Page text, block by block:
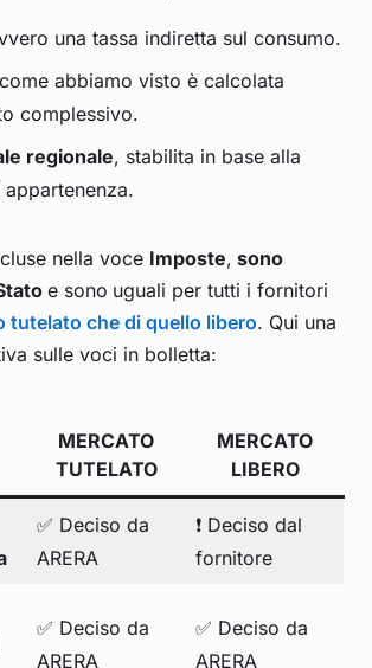
una tassa indiretta sul consumo.
abbiamo visto è calcolata
complessivo.
regionale, stabilita in base alla
nella voce Imposte, sono
e sono uguali per tutti i fornitori
tutelato che di quello libero. Qui una
sulle voci in bolletta:
MERCATO
TUTELATO
MERCATO
LIBERO
✅ Deciso da
ARERA
❗ Deciso dal
fornitore
✅ Deciso da
ARERA
✅ Deciso da
ARERA